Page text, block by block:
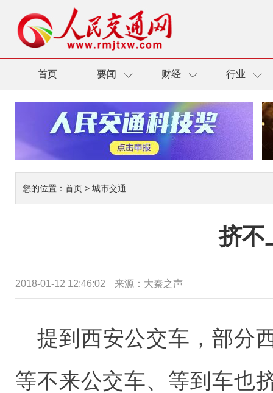
首页 要闻 财经 行业
您的位置： 首页 > 城市交通
挤不
2018-01-12 12:46:02 来源：大秦之声
提到西安公交车，部分
等不来公交车、等到车也